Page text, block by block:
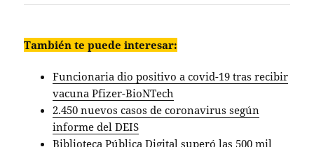
También te puede interesar:
Funcionaria dio positivo a covid-19 tras recibir
vacuna Pfizer-BioNTech
2.450 nuevos casos de coronavirus según
informe del DEIS
Biblioteca Pública Digital superó las 500 mil